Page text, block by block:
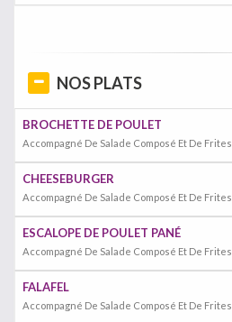
NOS PLATS
BROCHETTE DE POULET
Accompagné De Salade Composé Et De Frites
CHEESEBURGER
Accompagné De Salade Composé Et De Frites
ESCALOPE DE POULET PANÉ
Accompagné De Salade Composé Et De Frites
FALAFEL
Accompagné De Salade Composé Et De Frites